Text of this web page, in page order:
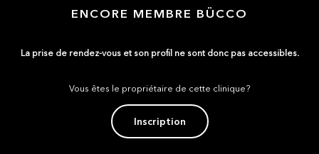
ENCORE MEMBRE BÜCCO
La prise de rendez-vous et son profil ne sont donc pas accessibles.
Vous êtes le propriétaire de cette clinique?
Inscription